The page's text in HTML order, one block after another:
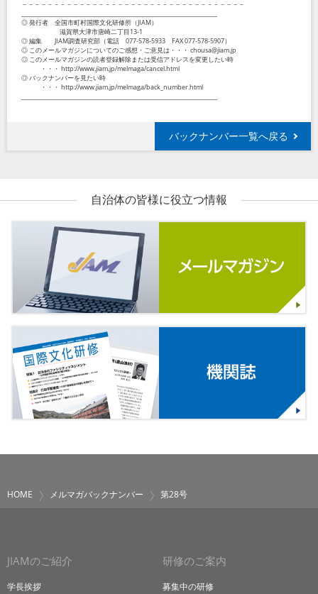
－－－－－－－－－－－－－－－－－－－－－－－－－－－－－－－－－－－
◎ 発行者 全国市町村国際文化研修所（JIAM）
滋賀県大津市唐崎二丁目13-1
◎ 編集 JIAM調査研究部（電話 077-578-5933 FAX 077-578-5907）
◎ このメールマガジンについてのご感想・ご意見は・・・ chousa@jiam.jp
◎ このメールマガジンの読者登録解除または受信アドレスを変更したい時
・・・ http://www.jiam.jp/melmaga/cancel.html
◎ バックナンバーを見たい時
・・・ http://www.jiam.jp/melmaga/back_number.html
バックナンバー一覧へ戻る
自治体の皆様に役立つ情報
HOME メルマガバックナンバー 第28号
JIAMのご紹介
学長挨拶
研修のご案内
募集中の研修